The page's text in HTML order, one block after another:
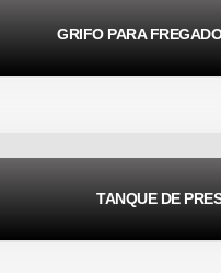
GRIFO PARA
TANQUE DE